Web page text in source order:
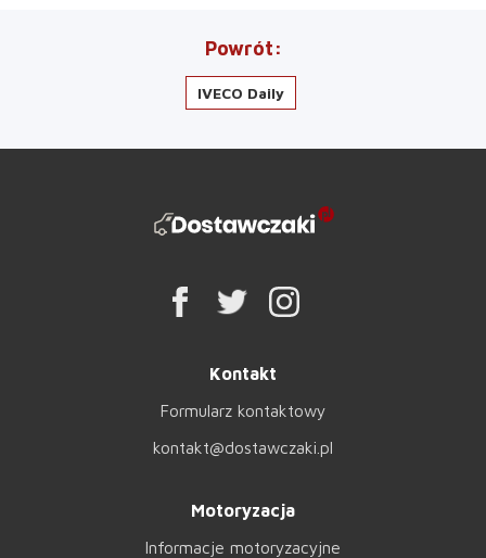
Powrót
IVECO Daily
Kontakt
Formularz kontaktowy
kontakt@dostawczaki.pl
Motoryzacja
Informacje motoryzacyjne